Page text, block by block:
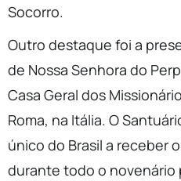
Socorro.
Outro destaque foi a
de Nossa Senhora do
Casa Geral dos
Roma, na Itália. O
único do Brasil a receber
durante todo o novenário